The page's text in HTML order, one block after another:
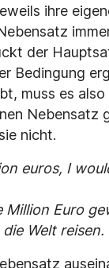
ihre
der
Bedingung
muss es also
Nebensatz
nicht.
euros, I
Million Euro
Welt reisen.